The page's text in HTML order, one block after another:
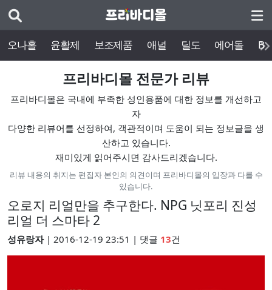
오나홀 윤활제 보조제품 애널 딜도 에어돌
프리바디몰 전문가 리뷰
프리바디몰은 국내에 부족한 성인용품에 대한 정보를 개선하고
자
다양한 리뷰어를 선정하여, 객관적이며 도움이 되는 정보글을 생
산하고 있습니다.
재미있게 읽어주시면 감사드리겠습니다.
리뷰 내용의 취지는 편집자 본인의 의견이며 프리바디몰의 입장과 다를 수
있습니다.
오로지 리얼만을 추구한다. NPG 닛포리 진성
리얼 더 스마타 2
성유랑자 | 2016-12-19 23:51 | 댓글 13건